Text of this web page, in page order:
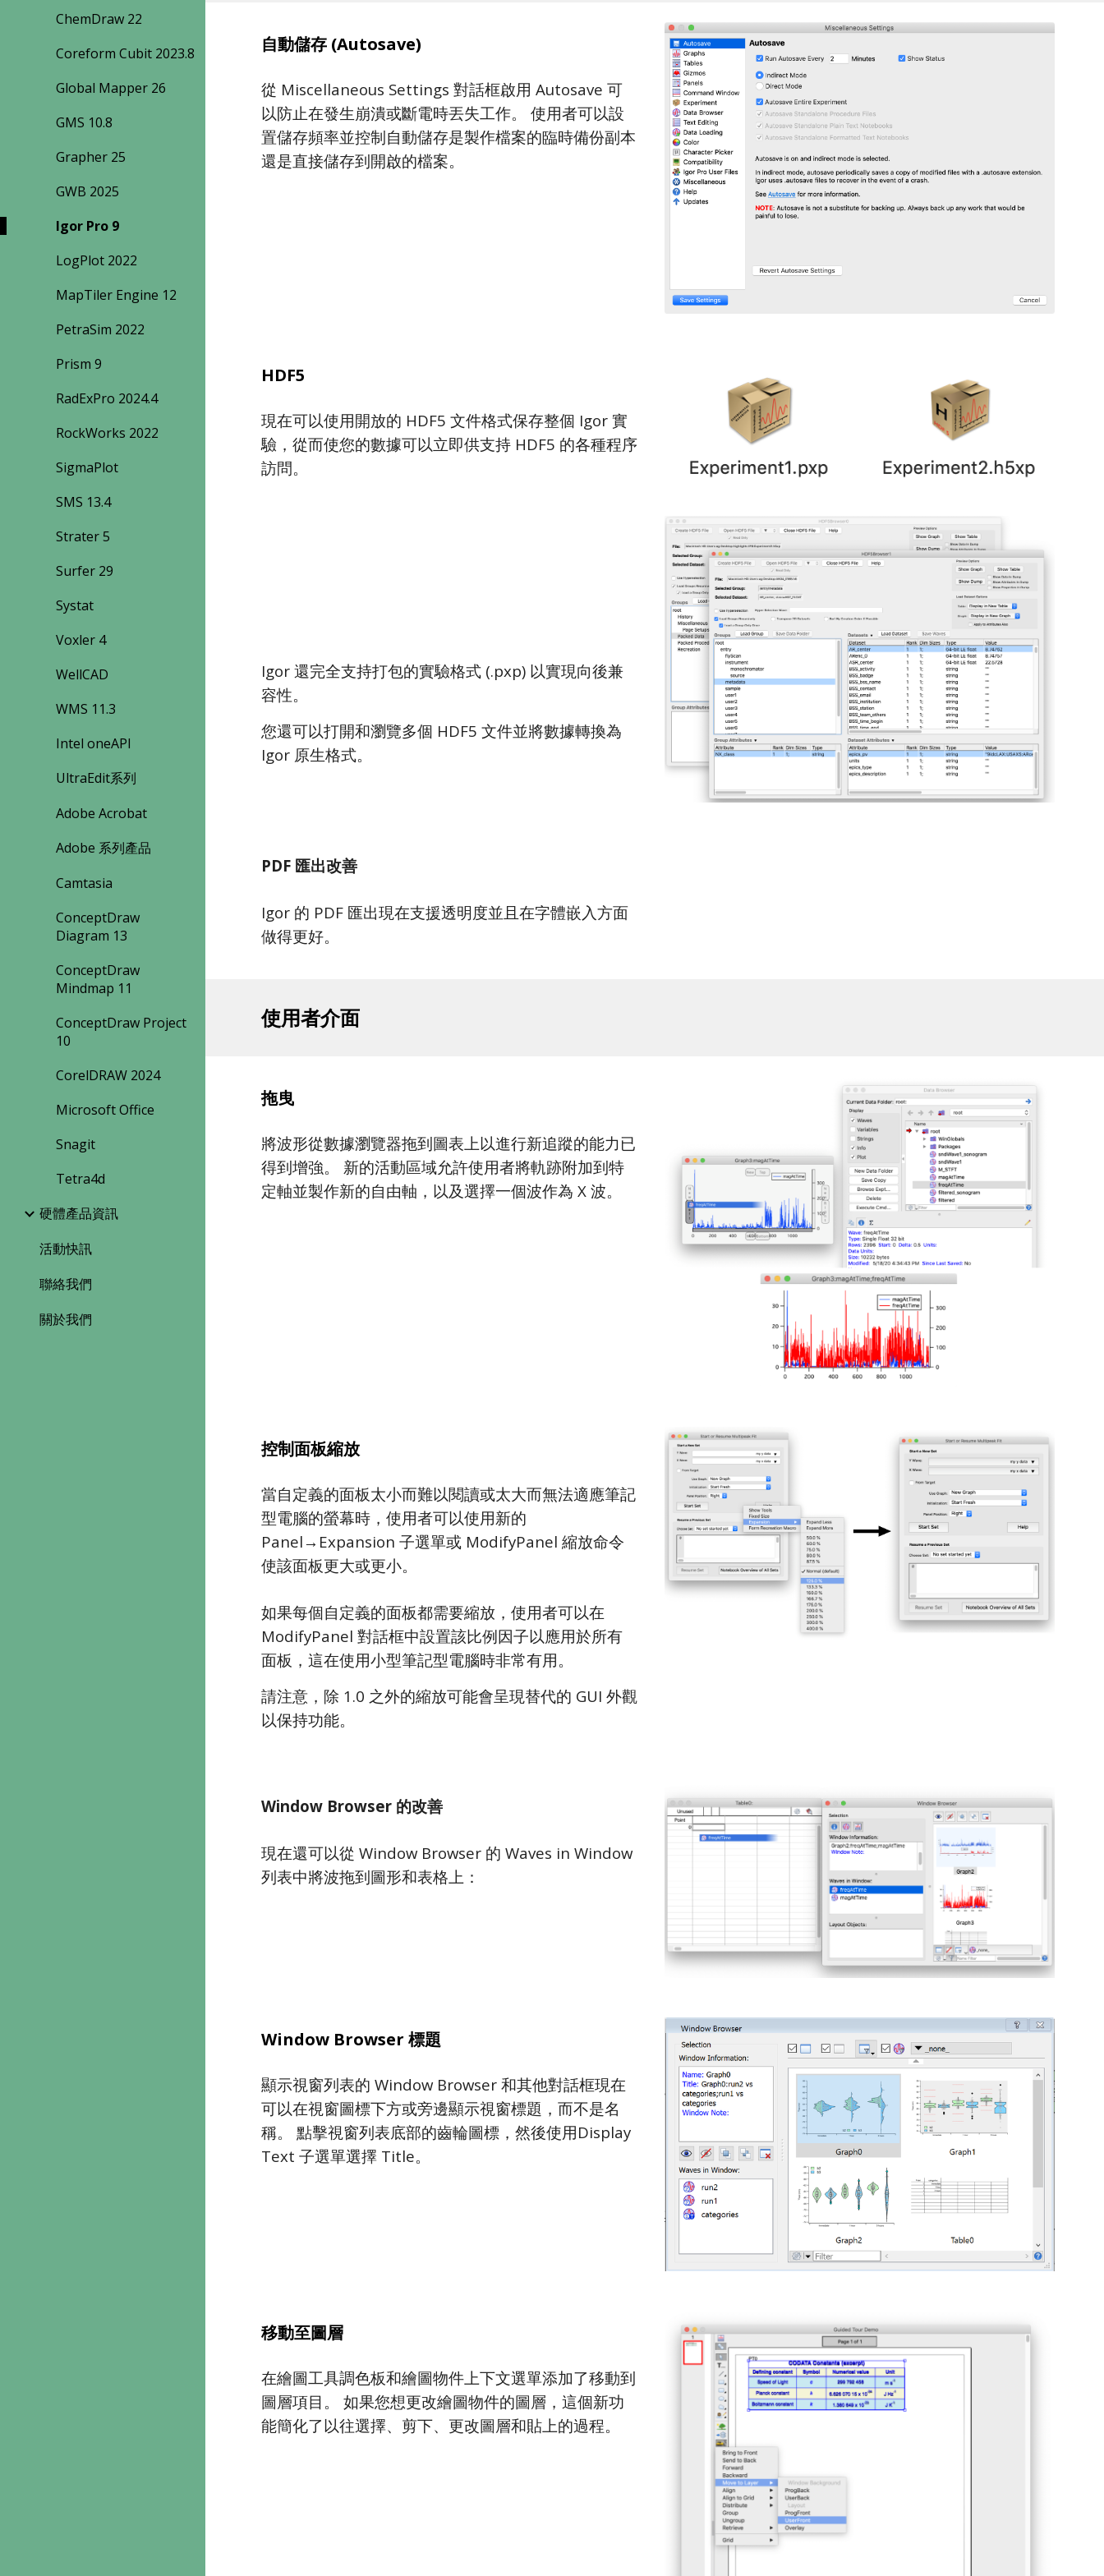
ChemDraw 22
Coreform Cubit 2023.8
Global Mapper 26
GMS 10.8
Grapher 25
GWB 2025
Igor Pro 9
LogPlot 2022
MapTiler Engine 12
PetraSim 2022
Prism 9
RadExPro 2024.4
RockWorks 2022
SigmaPlot
SMS 13.4
Strater 5
Surfer 29
Systat
Voxler 4
WellCAD
WMS 11.3
Intel oneAPI
UltraEdit系列
Adobe Acrobat
Adobe 系列產品
Camtasia
ConceptDraw
Diagram 13
ConceptDraw
Mindmap 11
ConceptDraw Project
10
CorelDRAW 2024
Microsoft Office
Snagit
Tetra4d
硬體產品資訊
活動快訊
聯絡我們
關於我們
自動儲存 (Autosave)
從 Miscellaneous Settings 對話框啟用 Autosave 可
以防止在發生崩潰或斷電時丟失工作。 使用者可以設
置儲存頻率並控制自動儲存是製作檔案的臨時備份副本
還是直接儲存到開啟的檔案。
HDF5
現在可以使用開放的 HDF5 文件格式保存整個 Igor 實
驗，從而使您的數據可以立即供支持 HDF5 的各種程序
訪問。
Igor 還完全支持打包的實驗格式 (.pxp) 以實現向後兼
容性。
您還可以打開和瀏覽多個 HDF5 文件並將數據轉換為
Igor 原生格式。
PDF 匯出改善
Igor 的 PDF 匯出現在支援透明度並且在字體嵌入方面
做得更好。
使用者介面
拖曳
將波形從數據瀏覽器拖到圖表上以進行新追蹤的能力已
得到增強。 新的活動區域允許使用者將軌跡附加到特
定軸並製作新的自由軸，以及選擇一個波作為 X 波。
控制面板縮放
當自定義的面板太小而難以閱讀或太大而無法適應筆記
型電腦的螢幕時，使用者可以使用新的
Panel→Expansion 子選單或 ModifyPanel 縮放命令
使該面板更大或更小。
如果每個自定義的面板都需要縮放，使用者可以在
ModifyPanel 對話框中設置該比例因子以應用於所有
面板，這在使用小型筆記型電腦時非常有用。
請注意，除 1.0 之外的縮放可能會呈現替代的 GUI 外觀
以保持功能。
Window Browser 的改善
現在還可以從 Window Browser 的 Waves in Window
列表中將波拖到圖形和表格上：
Window Browser 標題
顯示視窗列表的 Window Browser 和其他對話框現在
可以在視窗圖標下方或旁邊顯示視窗標題，而不是名
稱。 點擊視窗列表底部的齒輪圖標，然後使用Display
Text 子選單選擇 Title。
移動至圖層
在繪圖工具調色板和繪圖物件上下文選單添加了移動到
圖層項目。 如果您想更改繪圖物件的圖層，這個新功
能簡化了以往選擇、剪下、更改圖層和貼上的過程。